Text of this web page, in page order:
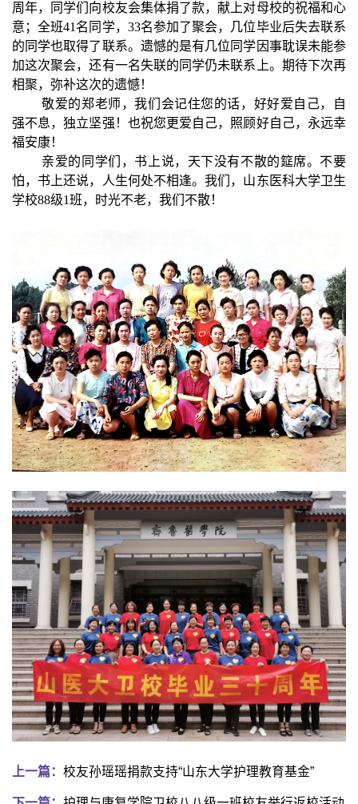
周年，同学们向校友会集体捐了款，献上对母校的祝福和心
意；全班41名同学，33名参加了聚会，几位毕业后失去联系
的同学也取得了联系。遗憾的是有几位同学因事耽误未能参
加这次聚会，还有一名失联的同学仍未联系上。期待下次再
相聚，弥补这次的遗憾！
敬爱的郑老师，我们会记住您的话，好好爱自己，自
强不息，独立坚强！也祝您更爱自己，照顾好自己，永远幸
福安康！
亲爱的同学们，书上说，天下没有不散的筵席。不要
怕，书上还说，人生何处不相逢。我们，山东医科大学卫生
学校88级1班，时光不老，我们不散！
上一篇： 校友孙瑶瑶捐款支持“山东大学护理教育基金”